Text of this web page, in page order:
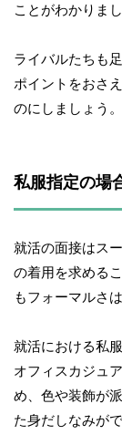
ことがわかりまし
ライバルたちも
ポイントをおさ
のにしましょう。
私服指定の場
就活の面接はス
の着用を求める
もフォーマルさ
就活における私
オフィスカジュ
め、色や装飾が
た身だしなみが